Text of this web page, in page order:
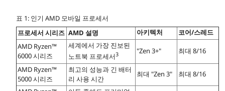
표 1: 인기 AMD 모바일 프로세서
프로세서 시리즈 AMD 설명 아키텍처
코어/스레드
AMD Ryzen™
6000 시리즈
세계에서 가장 진보된
노트북 프로세서3 "Zen 3+" 최대 8/16
AMD Ryzen™
5000 시리즈
최고의 성능과 긴 배터
리 사용 시간
최대 "Zen 3"
최대 8/16